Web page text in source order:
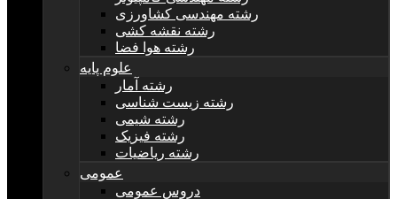
رشته مهندسی کشاورزی
رشته نقشه کشی
رشته هوا فضا
علوم پایه
رشته آمار
رشته زیست شناسی
رشته شیمی
رشته فیزیک
رشته ریاضیات
عمومی
دروس عمومی